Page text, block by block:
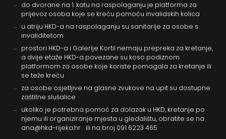
do dvorane na 1. katu na raspolaganju je platforma za
prijevoz osoba koje se kreću pomoću invalidskih kolica
u atriju HKD-a na raspolaganju su sanitarije za osobe s
invaliditetom
prostori HKD-a i Galerije Kortil nemaju prepreka za kretanje,
a dvije etaže HKD-a povezane su koso podiznom
platformom za osobe koje koriste pomagala za kretanje ili
se teže kreću
za osobe osjetljive na glasne zvukove na upit su dostupne
zaštitne slušalice
ukoliko je potrebna pomoć za dolazak u HKD, kretanje po
njemu ili organiziranje mjesta u gledalištu, obratite se na
ana@hkd-rijeka.hr
ili na broj 091 6223 465